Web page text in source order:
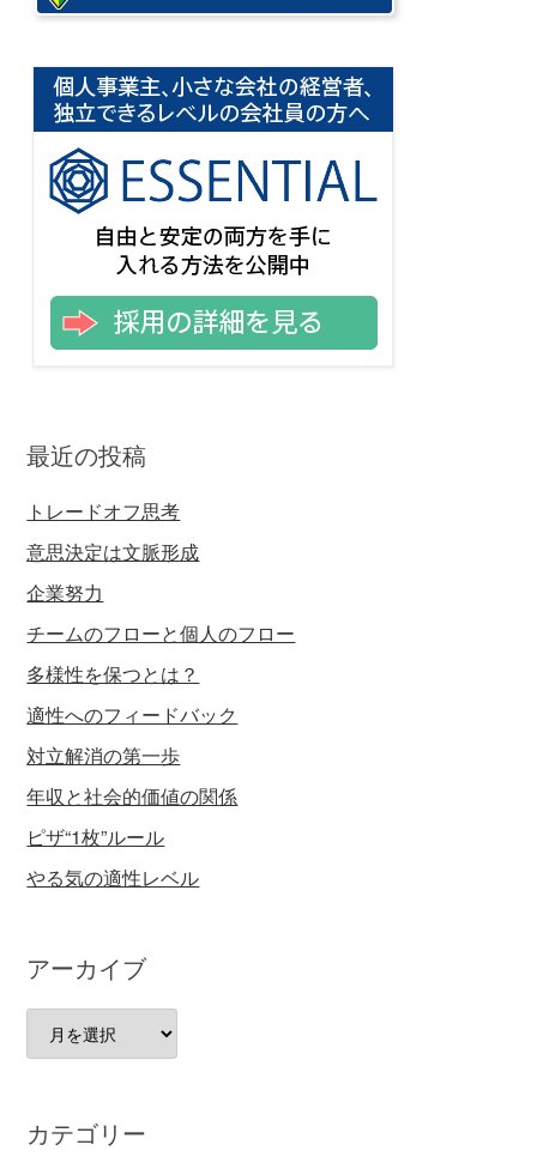
最近の投稿
トレードオフ思考
意思決定は文脈形成
企業努力
チームのフローと個人のフロー
多様性を保つとは？
適性へのフィードバック
対立解消の第一歩
年収と社会的価値の関係
ピザ“1枚”ルール
やる気の適性レベル
アーカイブ
ー
ブ
カテゴリー